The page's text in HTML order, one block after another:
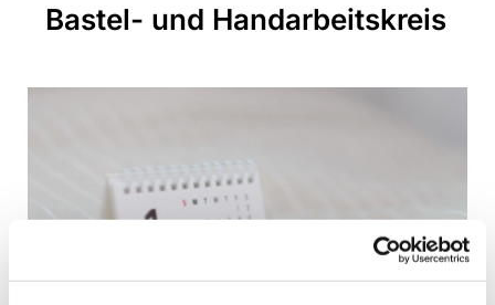
Bastel- und Handarbeitskreis